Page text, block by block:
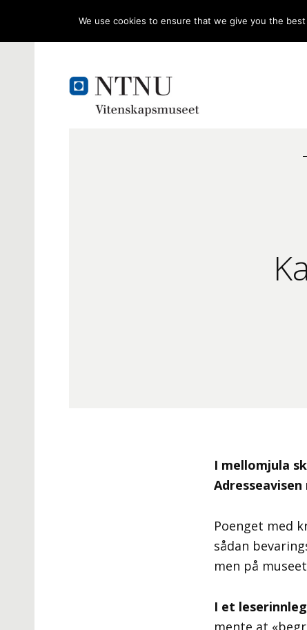
I mellomjula
Poenget med
sådan
men på
I et
We use cookies to ensure that we give you the